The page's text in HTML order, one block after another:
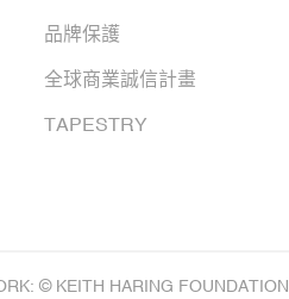
品牌保護
全球商業誠信計畫
TAPESTRY
© KEITH HARING FOUNDATION.